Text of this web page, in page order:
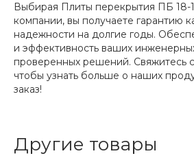
Выбирая Плиты перекрытия ПБ 18-
компании, вы получаете гарантию
надежности на долгие годы.
и эффективность ваших
проверенных решений. Свяжитесь
чтобы узнать больше о наших
заказ!
Другие товары